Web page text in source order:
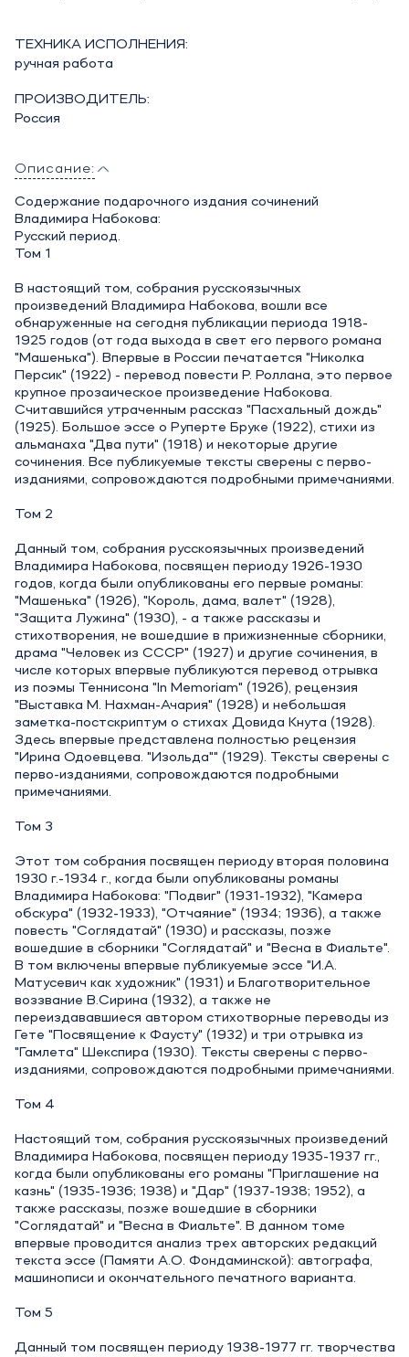
ТЕХНИКА ИСПОЛНЕНИЯ:
ручная работа
ПРОИЗВОДИТЕЛЬ:
Россия
Описание:
Содержание подарочного издания сочинений
Владимира Набокова:
Русский период.
Том 1
В настоящий том, собрания русскоязычных
произведений Владимира Набокова, вошли все
обнаруженные на сегодня публикации периода 1918-
1925 годов (от года выхода в свет его первого романа
"Машенька"). Впервые в России печатается "Николка
Персик" (1922) - перевод повести Р. Роллана, это первое
крупное прозаическое произведение Набокова.
Считавшийся утраченным рассказ "Пасхальный дождь"
(1925). Большое эссе о Руперте Бруке (1922), стихи из
альманаха "Два пути" (1918) и некоторые другие
сочинения. Все публикуемые тексты сверены с перво-
изданиями, сопровождаются подробными примечаниями.
Том 2
Данный том, собрания русскоязычных произведений
Владимира Набокова, посвящен периоду 1926-1930
годов, когда были опубликованы его первые романы:
"Машенька" (1926), "Король, дама, валет" (1928),
"Защита Лужина" (1930), - а также рассказы и
стихотворения, не вошедшие в прижизненные сборники,
драма "Человек из СССР" (1927) и другие сочинения, в
числе которых впервые публикуются перевод отрывка
из поэмы Теннисона "In Memoriam" (1926), рецензия
"Выставка М. Нахман-Ачария" (1928) и небольшая
заметка-постскриптум о стихах Довида Кнута (1928).
Здесь впервые представлена полностью рецензия
"Ирина Одоевцева. "Изольда"" (1929). Тексты сверены с
перво-изданиями, сопровождаются подробными
примечаниями.
Том 3
Этот том собрания посвящен периоду вторая половина
1930 г.-1934 г., когда были опубликованы романы
Владимира Набокова: "Подвиг" (1931-1932), "Камера
обскура" (1932-1933), "Отчаяние" (1934; 1936), а также
повесть "Соглядатай" (1930) и рассказы, позже
вошедшие в сборники "Соглядатай" и "Весна в Фиальте".
В том включены впервые публикуемые эссе "И.А.
Матусевич как художник" (1931) и Благотворительное
воззвание В.Сирина (1932), а также не
переиздававшиеся автором стихотворные переводы из
Гете "Посвящение к Фаусту" (1932) и три отрывка из
"Гамлета" Шекспира (1930). Тексты сверены с перво-
изданиями, сопровождаются подробными примечаниями.
Том 4
Настоящий том, собрания русскоязычных произведений
Владимира Набокова, посвящен периоду 1935-1937 гг.,
когда были опубликованы его романы "Приглашение на
казнь" (1935-1936; 1938) и "Дар" (1937-1938; 1952), а
также рассказы, позже вошедшие в сборники
"Соглядатай" и "Весна в Фиальте". В данном томе
впервые проводится анализ трех авторских редакций
текста эссе (Памяти А.О. Фондаминской): автографа,
машинописи и окончательного печатного варианта.
Том 5
Данный том посвящен периоду 1938-1977 гг. творчества